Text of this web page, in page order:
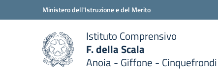
Vai ai contenuti
Vai al menu di navigazioneMinistero dell'Istruzione e del Merito
scuola
Istituto Comprensivo
F. della Scala
Anoia - Giffone - Cinquefrondi